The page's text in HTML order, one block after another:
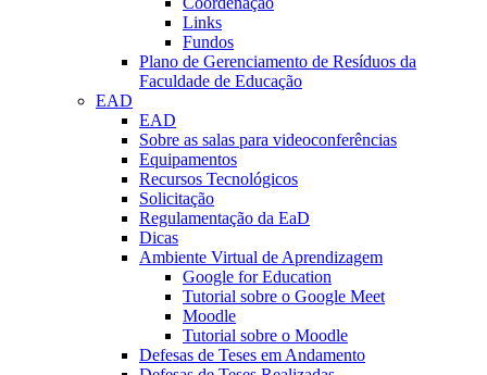
Links
Fundos
Plano de Gerenciamento de Resíduos da
Faculdade de Educação
EAD
EAD
Sobre as salas para videoconferências
Equipamentos
Recursos Tecnológicos
Solicitação
Regulamentação da EaD
Dicas
Ambiente Virtual de Aprendizagem
Google for Education
Tutorial sobre o Google Meet
Moodle
Tutorial sobre o Moodle
Defesas de Teses em Andamento